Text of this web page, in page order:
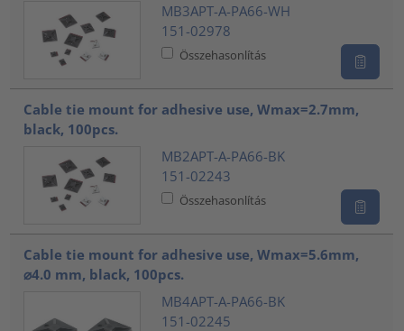
MB3APT-A-PA66-WH
151-02978
Összehasonlítás
Cable tie mount for adhesive use, Wmax=2.7mm,
black, 100pcs.
MB2APT-A-PA66-BK
151-02243
Összehasonlítás
Cable tie mount for adhesive use, Wmax=5.6mm,
⌀4.0 mm, black, 100pcs.
MB4APT-A-PA66-BK
151-02245